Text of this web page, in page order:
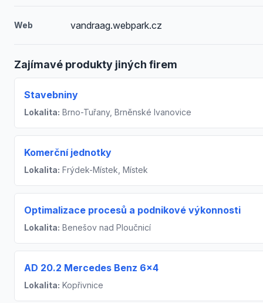
Web vandraag.webpark.cz
Zajímavé produkty jiných firem
Stavebniny
Lokalita: Brno-Tuřany, Brněnské Ivanovice
Komerční jednotky
Lokalita: Frýdek-Místek, Místek
Optimalizace procesů a podnikové výkonnosti
Lokalita: Benešov nad Ploučnicí
AD 20.2 Mercedes Benz 6×4
Lokalita: Kopřivnice